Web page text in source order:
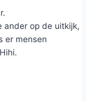
ander op de uitkijk,
er mensen